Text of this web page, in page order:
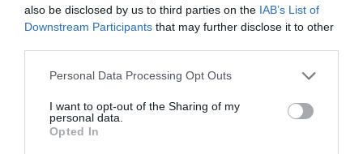
also be disclosed by us to third parties on the IAB’s List of
Downstream Participants that may further disclose it to other
Please note that this website/app uses one or more Google
not limited to your visit or usage behaviour. You may click to
grant or deny consent to Google and its third-party tags to
use your data for below specified purposes in below Google
Personal Data Processing Opt Outs
I want to opt-out of the Sharing of my
personal data.
Opted In